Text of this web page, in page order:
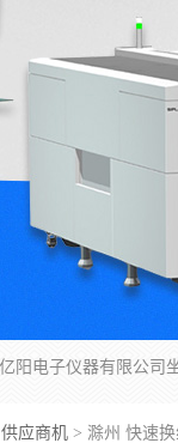
供应商机 > 滁州 快速